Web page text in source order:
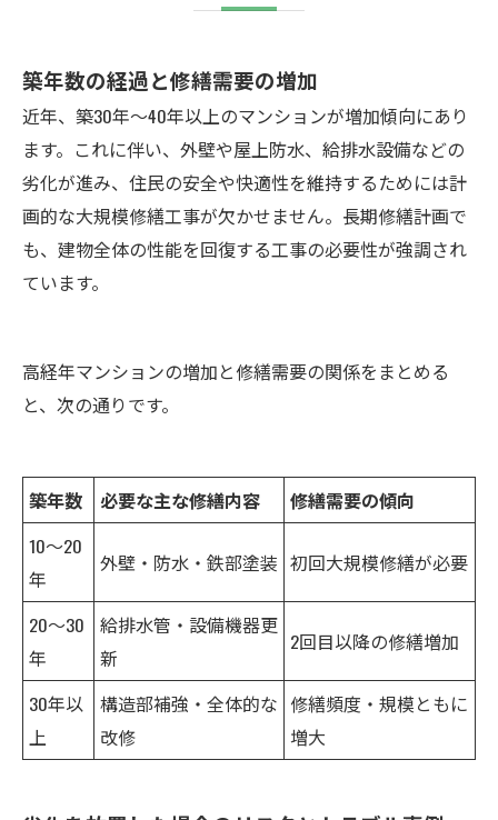
築年数の経過と修繕需要の増加
近年、築30年～40年以上のマンションが増加傾向にあり
ます。これに伴い、外壁や屋上防水、給排水設備などの
劣化が進み、住民の安全や快適性を維持するためには計
画的な大規模修繕工事が欠かせません。長期修繕計画で
も、建物全体の性能を回復する工事の必要性が強調され
ています。
高経年マンションの増加と修繕需要の関係をまとめる
と、次の通りです。
築年数 必要な主な修繕内容
修繕需要の傾向
10～20
年
外壁・防水・鉄部塗装 初回大規模修繕が必要
20～30
年
給排水管・設備機器更
新
2回目以降の修繕増加
30年以
上
構造部補強・全体的な
改修
修繕頻度・規模ともに
増大